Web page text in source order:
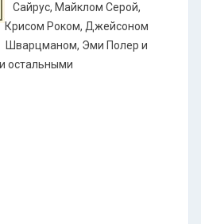
Сайрус, Майклом Серой,
Крисом Роком, Джейсоном
Шварцманом, Эми Полер и
остальными